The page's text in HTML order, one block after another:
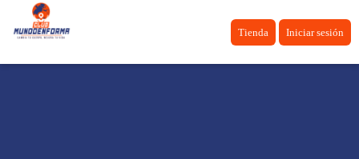
Tienda Iniciar sesión